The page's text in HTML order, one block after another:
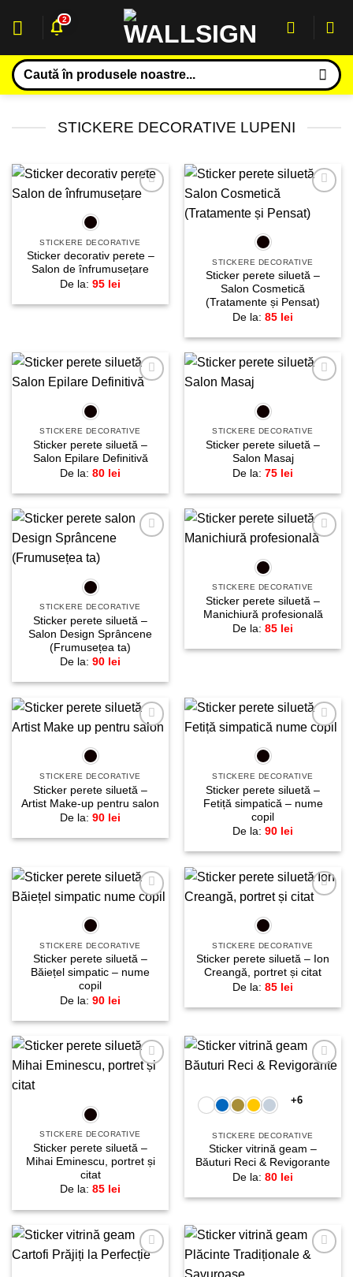
2
Caută
după:
STICKERE DECORATIVE LUPENI
STICKERE DECORATIVE
Sticker decorativ perete –
Salon de înfrumusețare
De la: 95 lei
STICKERE DECORATIVE
Sticker perete siluetă –
Salon Cosmetică
(Tratamente și Pensat)
De la: 85 lei
STICKERE DECORATIVE
Sticker perete siluetă –
Salon Epilare Definitivă
De la: 80 lei
STICKERE DECORATIVE
Sticker perete siluetă –
Salon Masaj
De la: 75 lei
STICKERE DECORATIVE
Sticker perete siluetă –
Salon Design Sprâncene
(Frumusețea ta)
De la: 90 lei
STICKERE DECORATIVE
Sticker perete siluetă –
Manichiură profesională
De la: 85 lei
STICKERE DECORATIVE
Sticker perete siluetă –
Artist Make-up pentru salon
De la: 90 lei
STICKERE DECORATIVE
Sticker perete siluetă –
Fetiță simpatică – nume
copil
De la: 90 lei
Adaugă
STICKERE DECORATIVE
Sticker perete siluetă –
Băiețel simpatic – nume
copil
De la: 90 lei
STICKERE DECORATIVE
Sticker perete siluetă – Ion
Creangă, portret și citat
De la: 85 lei
STICKERE DECORATIVE
Sticker perete siluetă –
Mihai Eminescu, portret și
citat
De la: 85 lei
favorite!
+6
STICKERE DECORATIVE
Sticker vitrină geam –
Băuturi Reci & Revigorante
De la: 80 lei